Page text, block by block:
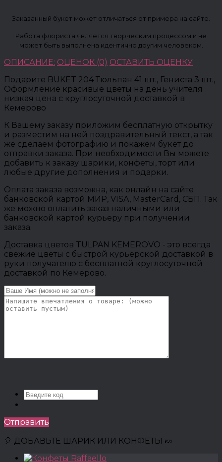
Заказанный букет может отличаться от примера на сайте.
Работа флориста является творческим процессом и не
может быть выполнена идентично другим человеком.
ОПИСАНИЕ: ОЦЕНОК (0) ОСТАВИТЬ ОЦЕНКУ
Подарите BUKET 204 Тюльпан 41 шт., Гениста 3 шт.,
Оформление красивые цветы на день учителя
низкая цена с круглосуточной доставкой в
Кемерово
К Вашему заказу приложим бесплатную открытку
и разместим на ней поздравительный текст, а так
же сделаем фотографию и покажем букет до
отправки заказа. При необходимости Вы можете
добавить к заказу шарики, конфеты, торт или
любые другие дополнения и подарки.
Оплата заказа возможна, как онлайн на сайте
банковской картой МИР, VISA, MasterCard, СБП. Так
же можно оплатить заказ наличными или
банковской картой курьеру при получении
заказа.
Доставка цветов TULPAN KEMEROVO - это всегда
свежие цветы с быстрой курьерской доставкой в
руки получателю с бесплатной круглосуточной
доставкой по Кемерово.
Отправить
🎈 ДОБАВЬТЕ ШАРИК ИЛИ КОНФЕТЫ 🍬